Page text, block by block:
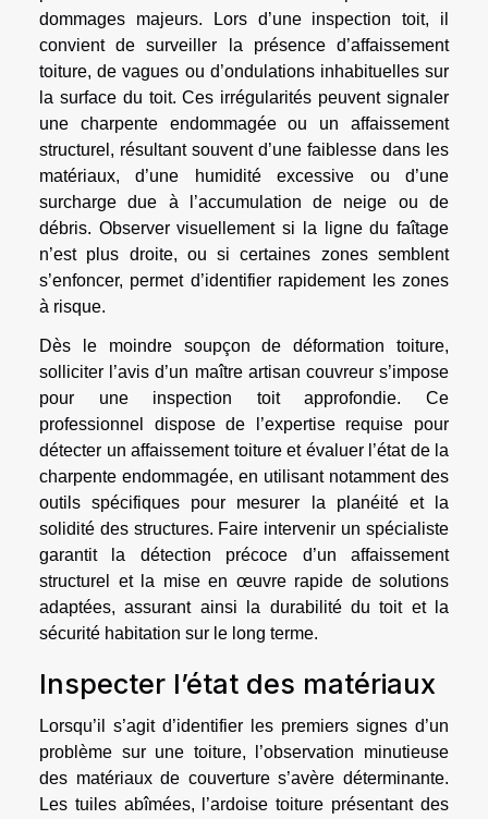
dommages majeurs. Lors d’une inspection toit, il
convient de surveiller la présence d’affaissement
toiture, de vagues ou d’ondulations inhabituelles sur
la surface du toit. Ces irrégularités peuvent signaler
une charpente endommagée ou un affaissement
structurel, résultant souvent d’une faiblesse dans les
matériaux, d’une humidité excessive ou d’une
surcharge due à l’accumulation de neige ou de
débris. Observer visuellement si la ligne du faîtage
n’est plus droite, ou si certaines zones semblent
s’enfoncer, permet d’identifier rapidement les zones
à risque.
Dès le moindre soupçon de déformation toiture,
solliciter l’avis d’un maître artisan couvreur s’impose
pour une inspection toit approfondie. Ce
professionnel dispose de l’expertise requise pour
détecter un affaissement toiture et évaluer l’état de la
charpente endommagée, en utilisant notamment des
outils spécifiques pour mesurer la planéité et la
solidité des structures. Faire intervenir un spécialiste
garantit la détection précoce d’un affaissement
structurel et la mise en œuvre rapide de solutions
adaptées, assurant ainsi la durabilité du toit et la
sécurité habitation sur le long terme.
Inspecter l’état des matériaux
Lorsqu’il s’agit d’identifier les premiers signes d’un
problème sur une toiture, l’observation minutieuse
des matériaux de couverture s’avère déterminante.
Les tuiles abîmées, l’ardoise toiture présentant des